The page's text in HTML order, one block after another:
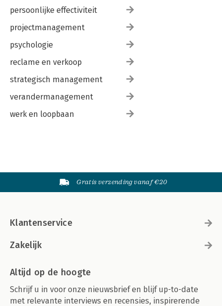
persoonlijke effectiviteit
projectmanagement
psychologie
reclame en verkoop
strategisch management
verandermanagement
werk en loopbaan
Gratis verzending vanaf €20
Klantenservice
Zakelijk
Altijd op de hoogte
Schrijf u in voor onze nieuwsbrief en blijf up-to-date
met relevante interviews en recensies, inspirerende